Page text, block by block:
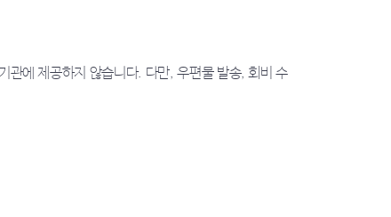
관에 제공하지 않습니다. 다만, 우편물 발송, 회비 수